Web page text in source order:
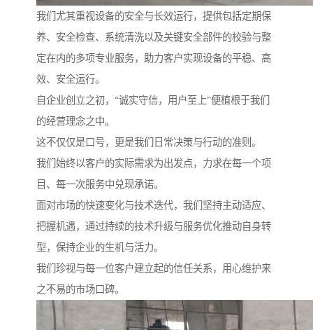
我们尤其重视设备的安全与长效运行，提供包括定期保
养、安全检查、系统清洗以及关键安全部件的校验与整
定在内的多项专业服务，助力客户实现设备的平稳、高
效、安全运行。
自企业创立之初，“诚实守信，用户至上”便植根于我们
的经营理念之中。
这不仅仅是口号，更是我们日常决策与行动的准则。
我们始终以客户的实际需求为出发点，力求在每一个项
目、每一次服务中兑现承诺。
面对市场的快速变化与技术迭代，我们坚持主动适应、
把握机遇，通过持续的技术升级与服务优化推动自身转
型，保持企业的生机与活力。
我们珍视与每一位客户建立起的信任关系，用心维护来
之不易的市场口碑。